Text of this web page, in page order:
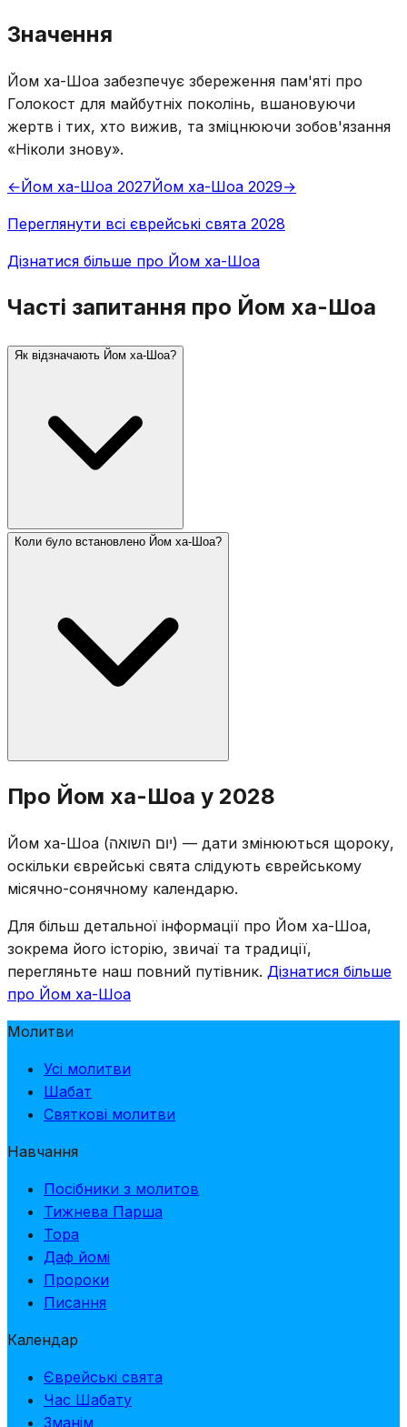
Значення
Йом ха-Шоа забезпечує збереження пам'яті про
Голокост для майбутніх поколінь, вшановуючи
жертв і тих, хто вижив, та зміцнюючи зобов'язання
«Ніколи знову».
←Йом ха-Шоа 2027Йом ха-Шоа 2029→
Переглянути всі єврейські свята 2028
Дізнатися більше про Йом ха-Шоа
Часті запитання про Йом ха-Шоа
Як відзначають Йом ха-Шоа?
шести поминальних свічок (на згадку про шість
мільйонів) та зачитування імен жертв. Прапори
приспускають до половини щогли.
Коли було встановлено Йом ха-Шоа?
Йом ха-Шоа було встановлено ізраїльським
Кнесетом у 1953 році. Дату 27-го Нісана обрано
через її близькість до річниці повстання у
Варшавському ґетто (15-го Нісана 1943 року),
уникаючи при цьому конфлікту з Песахом.
Про Йом ха-Шоа у 2028
Йом ха-Шоа (יום השואה) — дати змінюються щороку,
оскільки єврейські свята слідують єврейському
місячно-сонячному календарю.
Для більш детальної інформації про Йом ха-Шоа,
зокрема його історію, звичаї та традиції,
перегляньте наш повний путівник. Дізнатися більше
про Йом ха-Шоа
Молитви
Усі молитви
Шабат
Святкові молитви
Навчання
Посібники з молитов
Тижнева Парша
Тора
Даф йомі
Пророки
Писання
Календар
Єврейські свята
Час Шабату
Зманім